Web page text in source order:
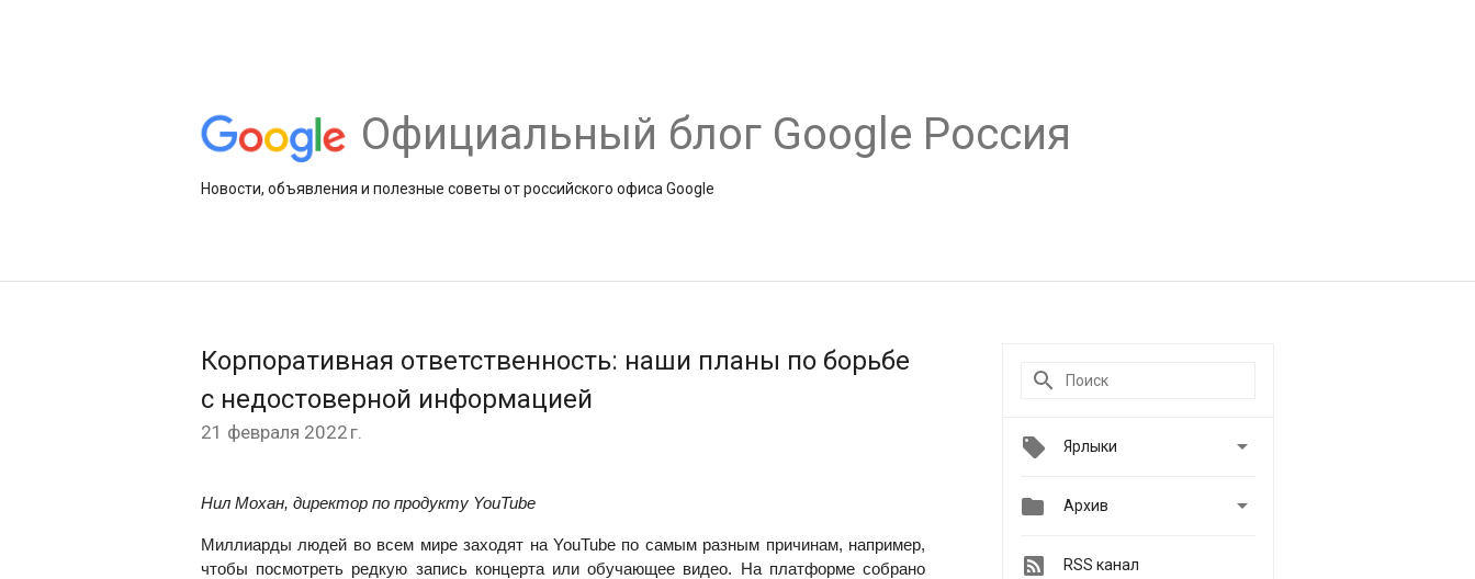
Официальный блог Google Россия
Новости, объявления и полезные советы от российского офиса Google
Корпоративная ответственность: наши планы по борьбе
с недостоверной информацией
21 февраля 2022 г.
Нил Мохан, директор по продукту YouTube
Миллиарды людей во всем мире заходят на YouTube по самым разным причинам, например,
чтобы посмотреть редкую запись концерта или обучающее видео. На платформе собрано
Ярлыки 
 Архив 
RSS канал